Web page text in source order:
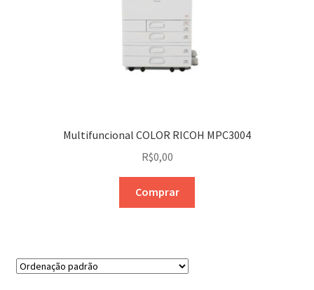
Multifuncional COLOR RICOH MPC3004
R$0,00
Comprar